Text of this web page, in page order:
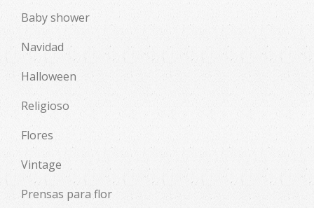
Baby shower
Navidad
Halloween
Religioso
Flores
Vintage
Prensas para flor